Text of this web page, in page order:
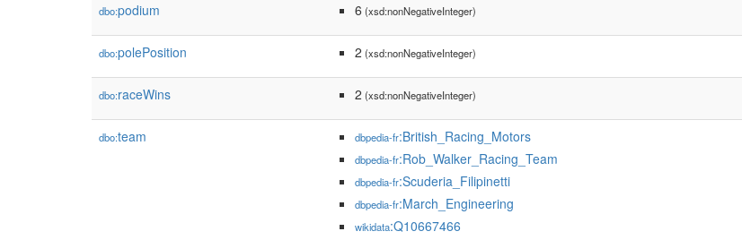
dbo:podium 6 (xsd:nonNegativeInteger)
dbo:polePosition 2 (xsd:nonNegativeInteger)
dbo:raceWins 2 (xsd:nonNegativeInteger)
dbo:team dbpedia-fr:British_Racing_Motors
dbpedia-fr:Rob_Walker_Racing_Team
dbpedia-fr:Scuderia_Filipinetti
dbpedia-fr:March_Engineering
wikidata:Q10667466